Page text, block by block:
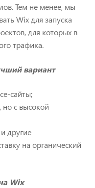
Тем не менее, мы
Wix для запуска
для которых в
трафика.
вариант
сайты;
с высокой
другие
на органический
Wix